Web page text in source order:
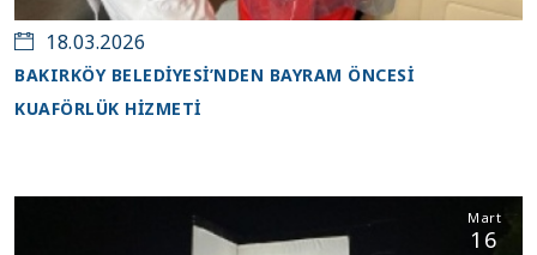
18.03.2026
BAKIRKÖY BELEDİYESİ’NDEN BAYRAM ÖNCESİ
KUAFÖRLÜK HİZMETİ
Mart
16